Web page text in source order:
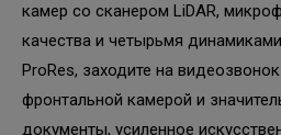
камер со сканером LiDAR,
качества и четырьмя
ProRes, заходите на
фронтальной камерой и
документы, усиленное